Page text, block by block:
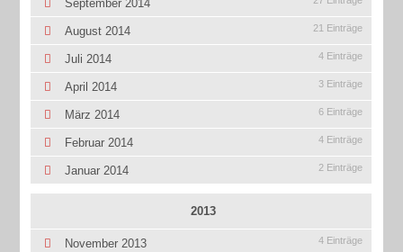
September 2014
August 2014 21 Einträge
Juli 2014 4 Einträge
April 2014 3 Einträge
März 2014 6 Einträge
Februar 2014 4 Einträge
Januar 2014 2 Einträge
2013
November 2013 4 Einträge